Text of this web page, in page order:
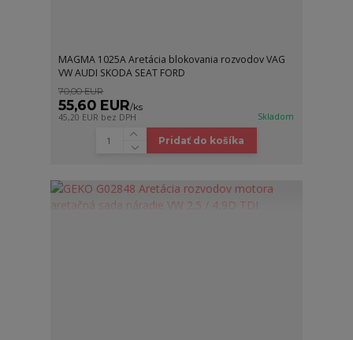
MAGMA 1025A Aretácia blokovania rozvodov VAG
VW AUDI SKODA SEAT FORD
70,00 EUR
55,60 EUR/ks
45,20 EUR bez DPH Skladom
Pridať do košíka